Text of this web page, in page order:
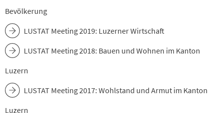
Bevölkerung
LUSTAT Meeting 2019: Luzerner Wirtschaft
LUSTAT Meeting 2018: Bauen und Wohnen im Kanton
Luzern
LUSTAT Meeting 2017: Wohlstand und Armut im Kanton
Luzern